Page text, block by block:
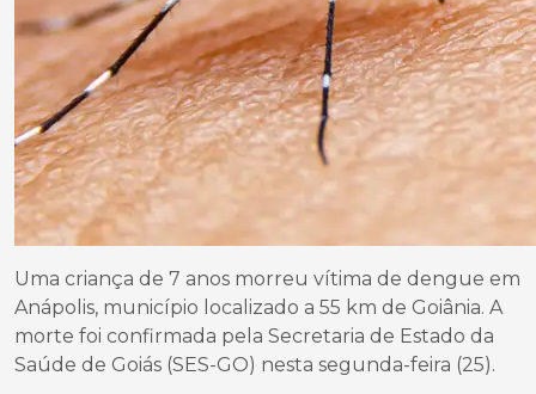
Uma criança de 7 anos morreu vítima de dengue em
Anápolis, município localizado a 55 km de Goiânia. A
morte foi confirmada pela Secretaria de Estado da
Saúde de Goiás (SES-GO) nesta segunda-feira (25).